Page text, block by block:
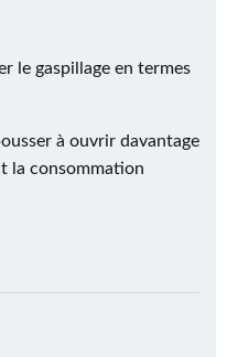
le gaspillage en termes
à ouvrir davantage
la consommation